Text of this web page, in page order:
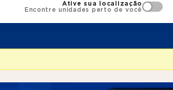
Ative sua localização
Encontre unidades perto de você